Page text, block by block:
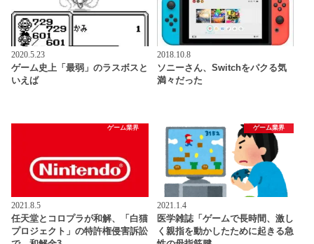
2020.5.23
ゲーム史上「最弱」のラスボスと
いえば
2018.10.8
ソニーさん、Switchをパクる気
満々だった
ゲーム業界
2021.8.5
任天堂とコロプラが和解、「白猫
プロジェクト」の特許権侵害訴訟
ゲーム業界
2021.1.4
医学雑誌「ゲームで長時間、激し
く親指を動かしたために起きる急